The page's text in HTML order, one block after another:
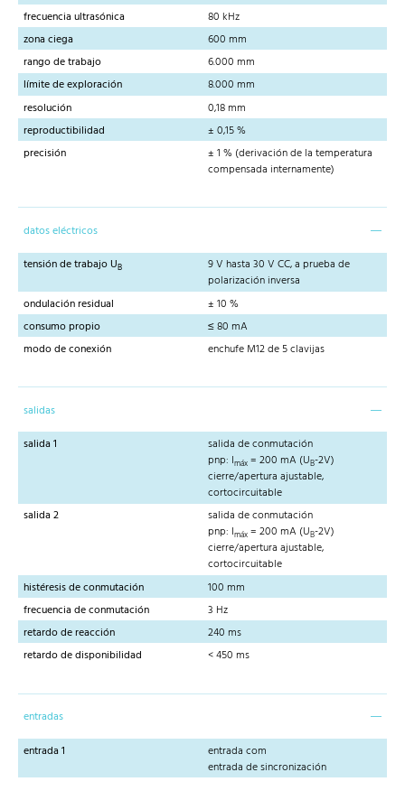
frecuencia ultrasónica
80 kHz
zona ciega
600 mm
rango de trabajo
6.000 mm
límite de exploración
8.000 mm
resolución
0,18 mm
reproductibilidad
± 0,15 %
precisión
± 1 % (derivación de la temperatura
compensada internamente)
datos eléctricos
tensión de trabajo UB
9 V hasta 30 V CC, a prueba de
polarización inversa
ondulación residual
± 10 %
consumo propio
≤ 80 mA
modo de conexión
enchufe M12 de 5 clavijas
salidas
salida 1
salida de conmutación
pnp: Imáx = 200 mA (UB-2V)
cierre/apertura ajustable,
cortocircuitable
salida 2
salida de conmutación
pnp: Imáx = 200 mA (UB-2V)
cierre/apertura ajustable,
cortocircuitable
histéresis de conmutación
100 mm
frecuencia de conmutación
3 Hz
retardo de reacción
240 ms
retardo de disponibilidad
< 450 ms
entradas
entrada 1
entrada com
entrada de sincronización